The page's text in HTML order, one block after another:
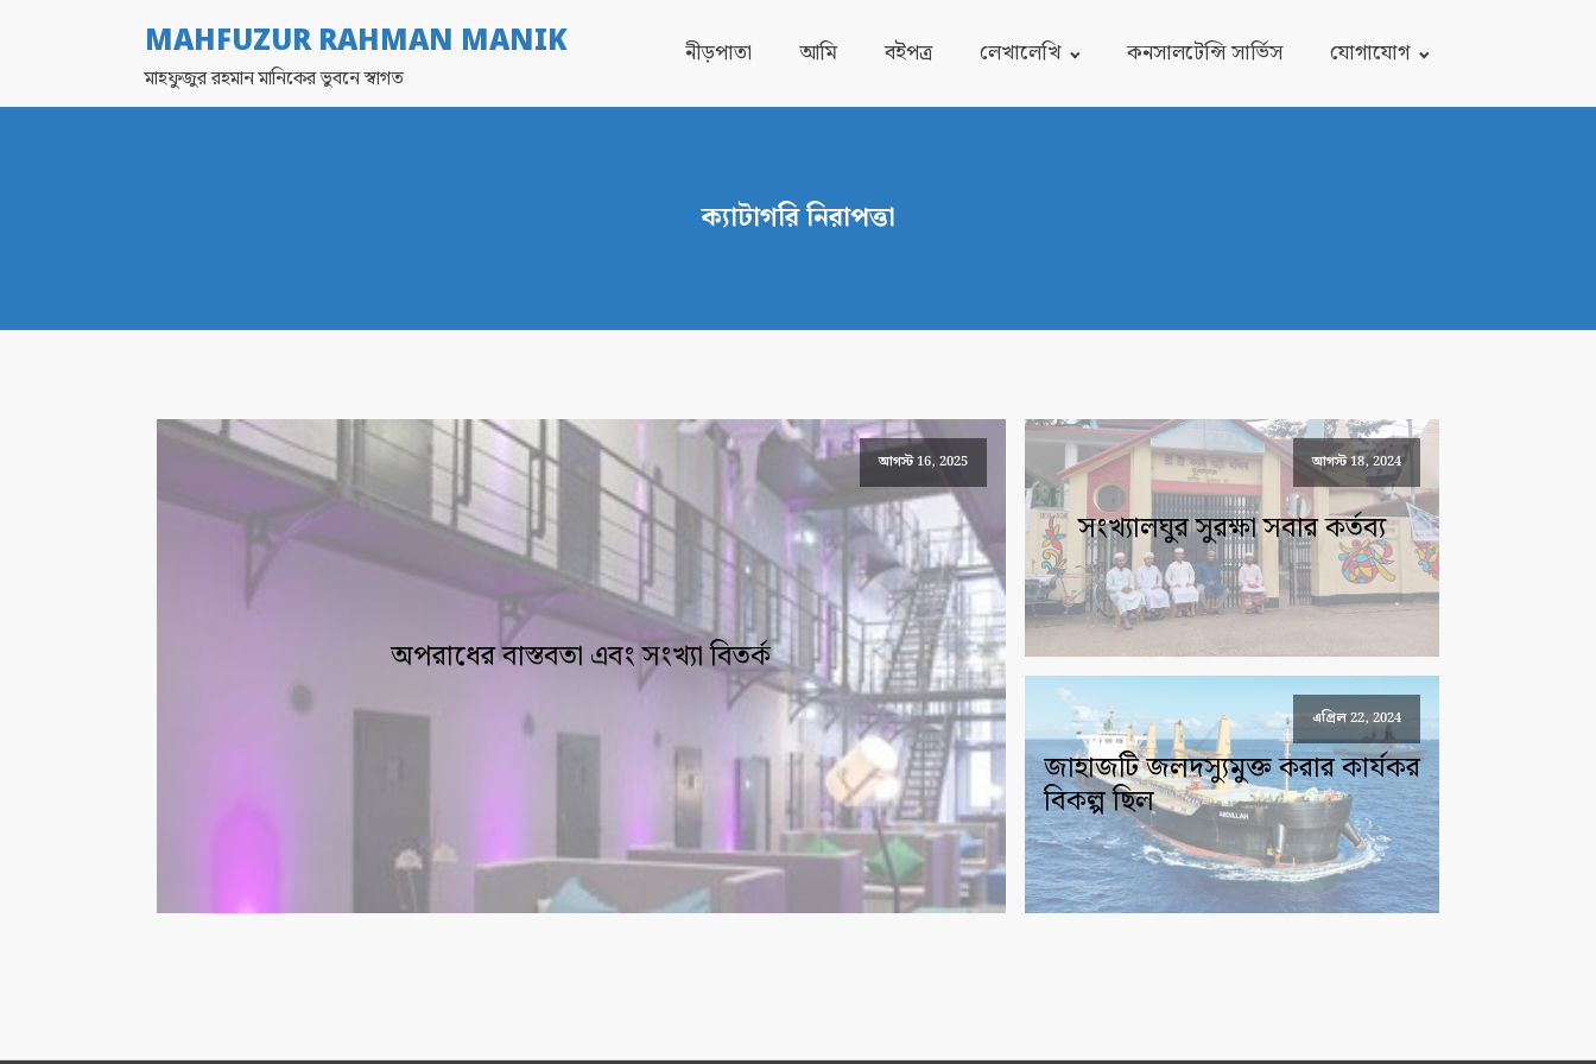
MAHFUZUR RAHMAN MANIK
মাহফুজুর রহমান মানিকের ভুবনে স্বাগত
নীড়পাতা আমি বইপত্র লেখালেখি কনসালটেন্সি সার্ভিস যোগাযোগ
ক্যাটাগরিনিরাপত্তা
আগস্ট 16, 2025
অপরাধের বাস্তবতা এবং সংখ্যা বিতর্ক
আগস্ট 18, 2024
সংখ্যালঘুর সুরক্ষা সবার কর্তব্য
এপ্রিল 22, 2024
জাহাজটি জলদস্যুমুক্ত করার কার্যকর
বিকল্প ছিল